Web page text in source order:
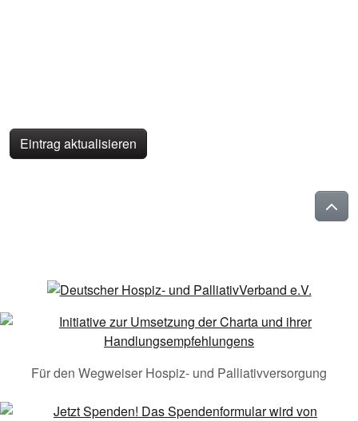
Eintrag aktualisieren
Für den Wegweiser Hospiz- und Palliativversorgung